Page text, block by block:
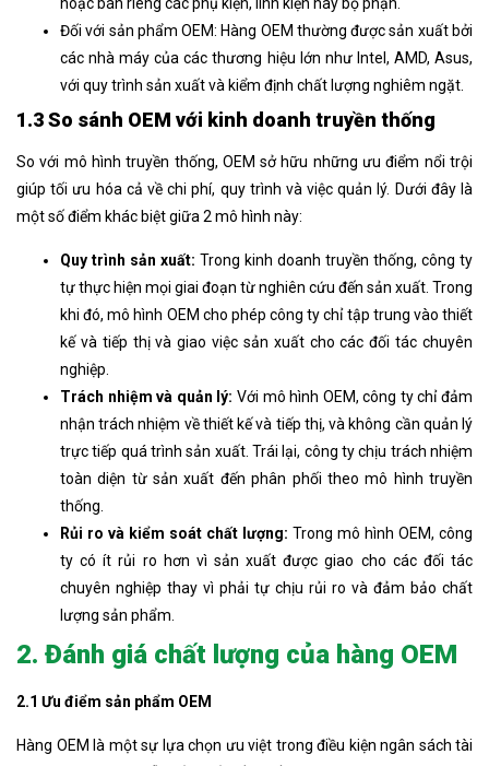
hoặc bán riêng các phụ kiện, linh kiện hay bộ phận.
Đối với sản phẩm OEM: Hàng OEM thường được sản xuất bởi
các nhà máy của các thương hiệu lớn như Intel, AMD, Asus,
với quy trình sản xuất và kiểm định chất lượng nghiêm ngặt.
1.3 So sánh OEM với kinh doanh truyền thống
So với mô hình truyền thống, OEM sở hữu những ưu điểm nổi trội
giúp tối ưu hóa cả về chi phí, quy trình và việc quản lý. Dưới đây là
một số điểm khác biệt giữa 2 mô hình này:
Quy trình sản xuất: Trong kinh doanh truyền thống, công ty
tự thực hiện mọi giai đoạn từ nghiên cứu đến sản xuất. Trong
khi đó, mô hình OEM cho phép công ty chỉ tập trung vào thiết
kế và tiếp thị và giao việc sản xuất cho các đối tác chuyên
nghiệp.
Trách nhiệm và quản lý: Với mô hình OEM, công ty chỉ đảm
nhận trách nhiệm về thiết kế và tiếp thị, và không cần quản lý
trực tiếp quá trình sản xuất. Trái lại, công ty chịu trách nhiệm
toàn diện từ sản xuất đến phân phối theo mô hình truyền
thống.
Rủi ro và kiểm soát chất lượng: Trong mô hình OEM, công
ty có ít rủi ro hơn vì sản xuất được giao cho các đối tác
chuyên nghiệp thay vì phải tự chịu rủi ro và đảm bảo chất
lượng sản phẩm.
2. Đánh giá chất lượng của hàng OEM
2.1 Ưu điểm sản phẩm OEM
Hàng OEM là một sự lựa chọn ưu việt trong điều kiện ngân sách tài